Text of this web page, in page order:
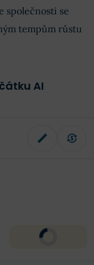
společnosti se
tempům růstu
AI